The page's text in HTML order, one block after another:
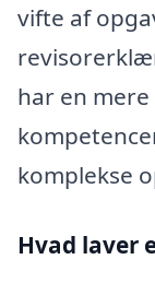
vifte af
har en
komplekse
Hvad laver